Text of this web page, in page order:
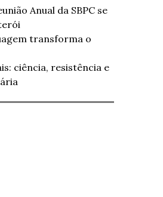
Anual da SBPC se
transforma o
ciência, resistência e